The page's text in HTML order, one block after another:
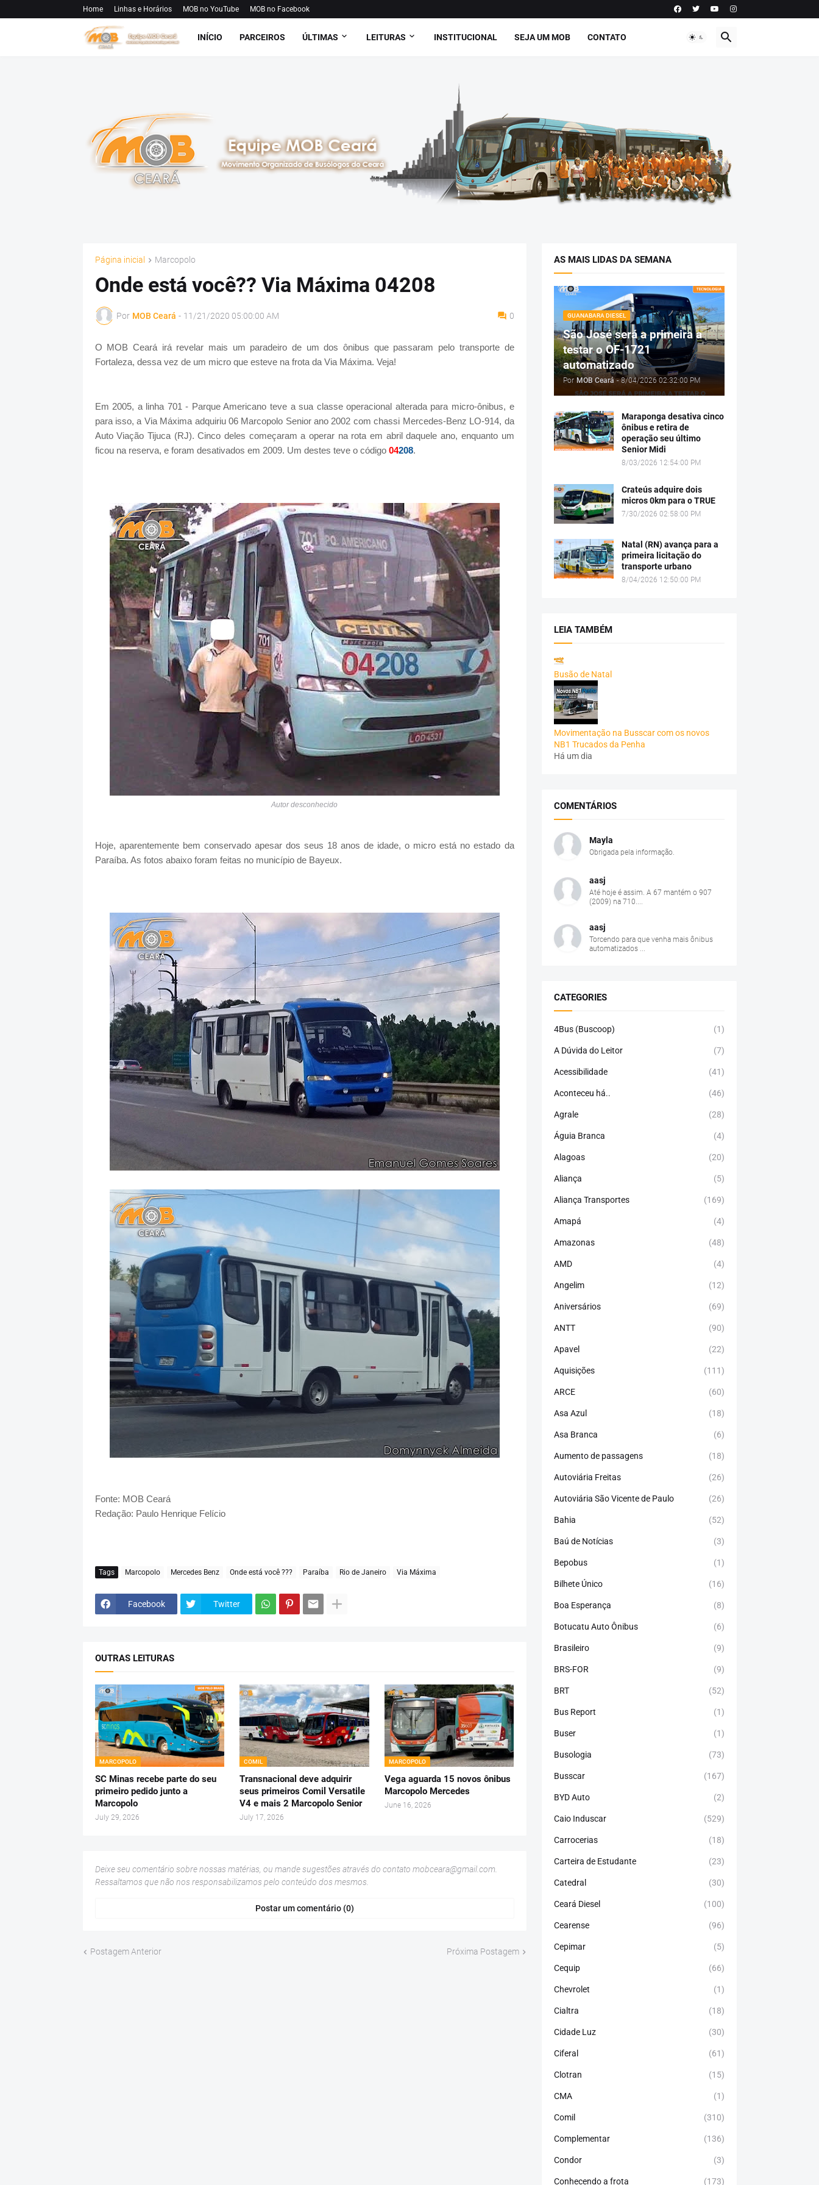
Home Linhas e Horários MOB no YouTube MOB no Facebook
INÍCIO PARCEIROS ÚLTIMAS LEITURAS INSTITUCIONAL SEJA UM MOB CONTATO
Página inicial Marcopolo
Onde está você?? Via Máxima 04208
Por MOB Ceará - 11/21/2020 05:00:00 AM 0
O MOB Ceará irá revelar mais um paradeiro de um dos ônibus que passaram pelo transporte de
Fortaleza, dessa vez de um micro que esteve na frota da Via Máxima. Veja!
Em 2005, a linha 701 - Parque Americano teve a sua classe operacional alterada para micro-ônibus, e
para isso, a Via Máxima adquiriu 06 Marcopolo Senior ano 2002 com chassi Mercedes-Benz LO-914, da
Auto Viação Tijuca (RJ). Cinco deles começaram a operar na rota em abril daquele ano, enquanto um
ficou na reserva, e foram desativados em 2009. Um destes teve o código 04208.
Autor desconhecido
Hoje, aparentemente bem conservado apesar dos seus 18 anos de idade, o micro está no estado da
Paraíba. As fotos abaixo foram feitas no município de Bayeux.
Fonte: MOB Ceará
Redação: Paulo Henrique Felício
Tags Marcopolo Mercedes Benz Onde está você ??? Paraíba Rio de Janeiro Via Máxima
Facebook Twitter
OUTRAS LEITURAS
MARCOPOLO
SC Minas recebe parte do seu
primeiro pedido junto a
Marcopolo
July 29, 2026
COMIL
Transnacional deve adquirir
seus primeiros Comil Versatile
V4 e mais 2 Marcopolo Senior
July 17, 2026
MARCOPOLO
Vega aguarda 15 novos ônibus
Marcopolo Mercedes
June 16, 2026
Deixe seu comentário sobre nossas matérias, ou mande sugestões através do contato mobceara@gmail.com.
Ressaltamos que não nos responsabilizamos pelo conteúdo dos mesmos.
Postar um comentário (0)
Postagem Anterior Próxima Postagem
AS MAIS LIDAS DA SEMANA
GUANABARA DIESEL
São José será a primeira a
testar o OF-1721
automatizado
Por MOB Ceará - 8/04/2026 02:32:00 PM
Maraponga desativa cinco
ônibus e retira de
operação seu último
Senior Midi
8/03/2026 12:54:00 PM
Crateús adquire dois
micros 0km para o TRUE
7/30/2026 02:58:00 PM
Natal (RN) avança para a
primeira licitação do
transporte urbano
8/04/2026 12:50:00 PM
LEIA TAMBÉM
Busão de Natal
Movimentação na Busscar com os novos
NB1 Trucados da Penha
Há um dia
COMENTÁRIOS
Mayla
Obrigada pela informação.
aasj
Até hoje é assim. A 67 mantém o 907
(2009) na 710....
aasj
Torcendo para que venha mais ônibus
automatizados ...
CATEGORIES
4Bus (Buscoop) (1)
A Dúvida do Leitor (7)
Acessibilidade (41)
Aconteceu há.. (46)
Agrale (28)
Águia Branca (4)
Alagoas (20)
Aliança (5)
Aliança Transportes (169)
Amapá (4)
Amazonas (48)
AMD (4)
Angelim (12)
Aniversários (69)
ANTT (90)
Apavel (22)
Aquisições (111)
ARCE (60)
Asa Azul (18)
Asa Branca (6)
Aumento de passagens (18)
Autoviária Freitas (26)
Autoviária São Vicente de Paulo (26)
Bahia (52)
Baú de Notícias (3)
Bepobus (1)
Bilhete Único (16)
Boa Esperança (8)
Botucatu Auto Ônibus (6)
Brasileiro (9)
BRS-FOR (9)
BRT (52)
Bus Report (1)
Buser (1)
Busologia (73)
Busscar (167)
BYD Auto (2)
Caio Induscar (529)
Carrocerias (18)
Carteira de Estudante (23)
Catedral (30)
Ceará Diesel (100)
Cearense (96)
Cepimar (5)
Cequip (66)
Chevrolet (1)
Cialtra (18)
Cidade Luz (30)
Ciferal (61)
Clotran (15)
CMA (1)
Comil (310)
Complementar (136)
Condor (3)
Conhecendo a frota (173)